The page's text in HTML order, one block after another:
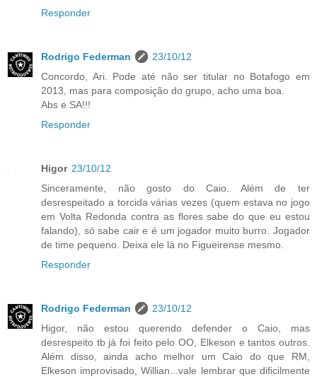
Responder
Rodrigo Federman
23/10/12
Concordo, Ari. Pode até não ser titular no Botafogo em
2013, mas para composição do grupo, acho uma boa.
Abs e SA!!!
Responder
Higor 23/10/12
Sinceramente, não gosto do Caio. Além de ter
desrespeitado a torcida várias vezes (quem estava no jogo
em Volta Redonda contra as flores sabe do que eu estou
falando), só sabe cair e é um jogador muito burro. Jogador
de time pequeno. Deixa ele lá no Figueirense mesmo.
Responder
Rodrigo Federman
23/10/12
Higor, não estou querendo defender o Caio, mas
desrespeito tb já foi feito pelo OO, Elkeson e tantos outros.
Além disso, ainda acho melhor um Caio do que RM,
Elkeson improvisado, Willian...vale lembrar que dificilmente